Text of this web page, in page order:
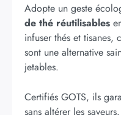
Adopte un geste
de thé réutilisables
infuser thés et tisanes,
sont une alternative
jetables.
Certifiés GOTS, ils
sans altérer les saveurs.